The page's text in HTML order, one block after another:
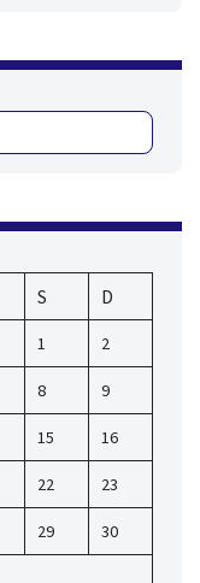
S D
1 2
8 9
15 16
22 23
29 30